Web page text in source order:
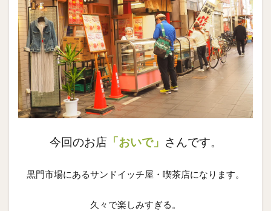
今回のお店「おいで」 さんです。
黒門市場にあるサンドイッチ屋・喫茶店になります。
久々で楽しみすぎる。